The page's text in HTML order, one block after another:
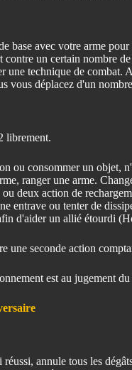
base avec votre arme
un certain nombre
une technique de combat.
vous déplacez d'un
librement.
ou consommer un objet,
ranger une arme.
deux action de
entrave ou tenter de
d'aider un allié étourdi
une seconde action
est au jugement
annule tous les